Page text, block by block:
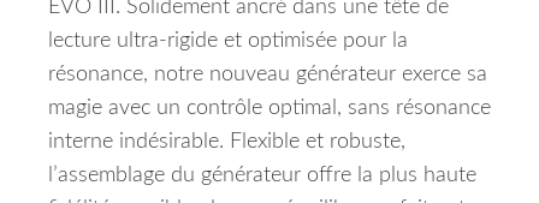
EVO III. Solidement ancré dans une tête de
lecture ultra-rigide et optimisée pour la
résonance, notre nouveau générateur exerce sa
magie avec un contrôle optimal, sans résonance
interne indésirable. Flexible et robuste,
l’assemblage du générateur offre la plus haute